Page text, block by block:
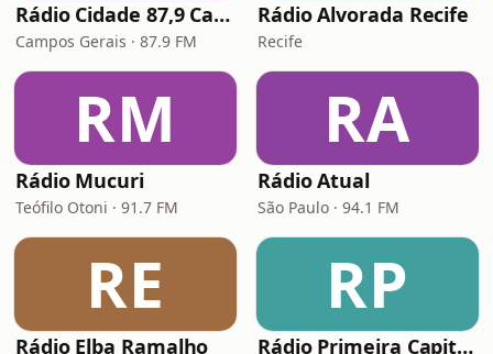
Rádio Cidade 87,9 Campos Gerais
Campos Gerais · 87.9 FM
Rádio Alvorada Recife
Recife
RM
Rádio Mucuri
Teófilo Otoni · 91.7 FM
RA
Rádio Atual
São Paulo · 94.1 FM
RE
Rádio Elba Ramalho
RP
Rádio Primeira Capital 87.9 FM